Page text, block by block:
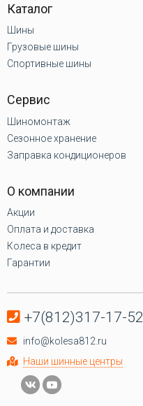
Каталог
Шины
Грузовые шины
Спортивные шины
Сервис
Шиномонтаж
Сезонное хранение
Заправка кондиционеров
О компании
Акции
Оплата и доставка
Колеса в кредит
Гарантии
+7(812)317-17-52
info@kolesa812.ru
Наши шинные центры